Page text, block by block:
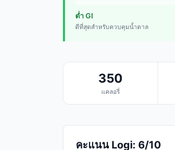
ต่ำ GI
ดีที่สุดสำหรับควบคุมน้ำตาล
350
แคลอรี่
คะแนน Logi: 6/10